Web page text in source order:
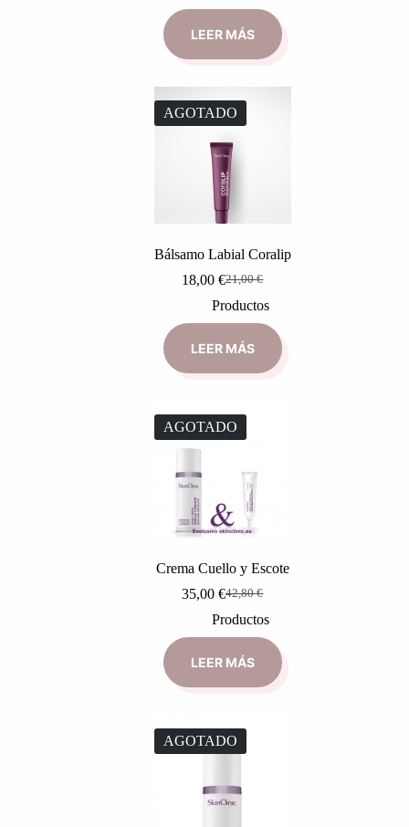
LEER MÁS
AGOTADO
Bálsamo Labial Coralip
21,00€
18,00€
Productos
LEER MÁS
AGOTADO
Crema Cuello y Escote
42,80€
35,00€
Productos
LEER MÁS
AGOTADO